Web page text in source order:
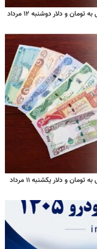
قیمت دینار عراق امروز + نرخ ارز اربعین دولتی به تومان و دلار دوشنبه ۱۲ مرداد
قیمت دینار عراق امروز + نرخ ارز اربعین دولتی به تومان و دلار یکشنبه ۱۱ مرداد